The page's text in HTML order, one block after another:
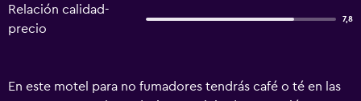
Relación calidad-
precio
7,8
En este motel para no fumadores tendrás café o té en las